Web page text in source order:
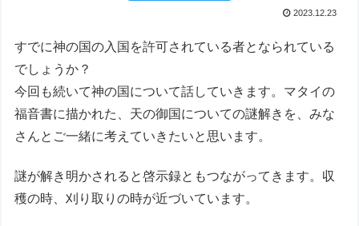
2023.12.23
すでに神の国の入国を許可されている者となられている
でしょうか？
今回も続いて神の国について話していきます。マタイの
福音書に描かれた、天の御国についての謎解きを、みな
さんとご一緒に考えていきたいと思います。
謎が解き明かされると啓示録ともつながってきます。収
穫の時、刈り取りの時が近づいています。